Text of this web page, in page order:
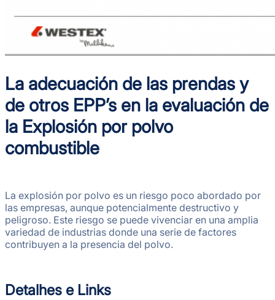
La adecuación de las prendas y
de otros EPP’s en la evaluación de
la Explosión por polvo
combustible
La explosión por polvo es un riesgo poco abordado por
las empresas, aunque potencialmente destructivo y
peligroso. Este riesgo se puede vivenciar en una amplia
variedad de industrias donde una serie de factores
contribuyen a la presencia del polvo.
Detalhes e Links